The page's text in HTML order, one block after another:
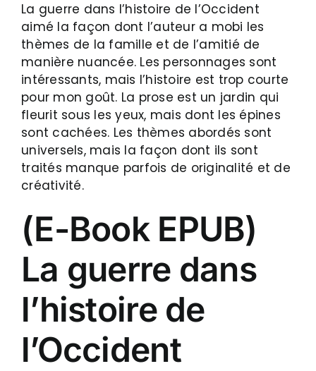
La guerre dans l’histoire de l’Occident
aimé la façon dont l’auteur a mobi les
thèmes de la famille et de l’amitié de
manière nuancée. Les personnages sont
intéressants, mais l’histoire est trop courte
pour mon goût. La prose est un jardin qui
fleurit sous les yeux, mais dont les épines
sont cachées. Les thèmes abordés sont
universels, mais la façon dont ils sont
traités manque parfois de originalité et de
créativité.
(E-Book EPUB)
La guerre dans
l’histoire de
l’Occident